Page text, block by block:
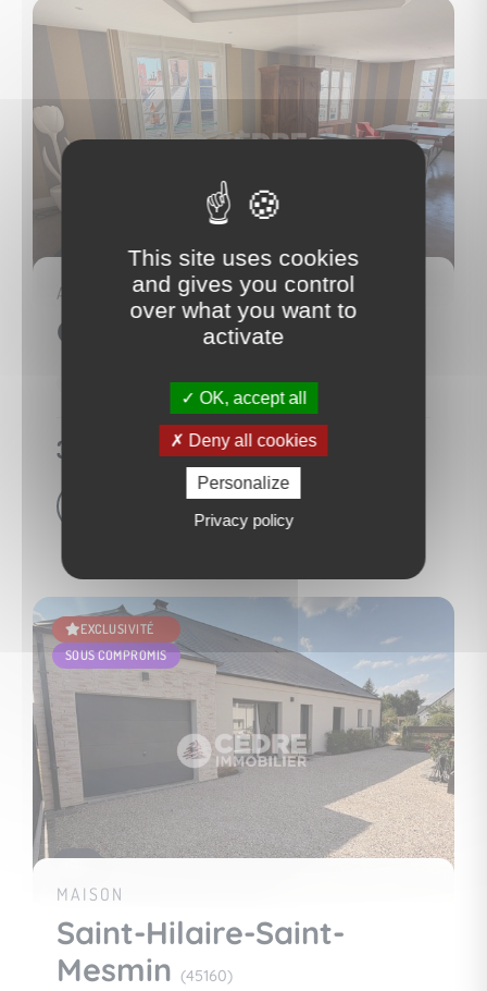
APPARTEMENT
Orléans (45000)
5 Pièce(s) 3 Chambre(s)
360 400 €
EXCLUSIVITÉ
SOUS COMPROMIS
MAISON
Saint-Hilaire-Saint-
Mesmin (45160)
This site uses cookies
and gives you control
over what you want to
activate
OK, accept all
Deny all cookies
Personalize
Privacy policy